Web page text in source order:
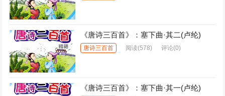
《唐诗三百首》：塞下曲·其二(卢纶)
唐诗三百首 阅读(578) 评论(0)
《唐诗三百首》：塞下曲·其一(卢纶)